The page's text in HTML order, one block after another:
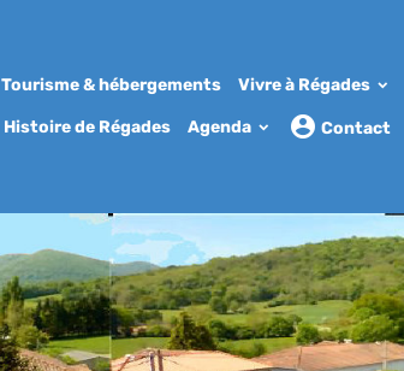
Tourisme & hébergements Vivre à Régades
Histoire de Régades Agenda Contact